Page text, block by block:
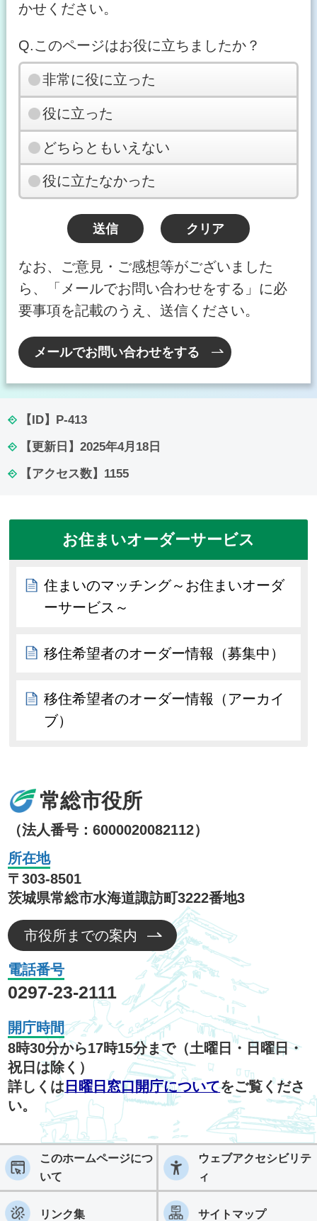
かせください。
Q.このページはお役に立ちましたか？
非常に役に立った
役に立った
どちらともいえない
役に立たなかった
なお、ご意見・ご感想等がございました
ら、「メールでお問い合わせをする」に必
要事項を記載のうえ、送信ください。
メールでお問い合わせをする
【ID】 P-413
【更新日】 2025年4月18日
【アクセス数】 1155
お住まいオーダーサービス
住まいのマッチング～お住まいオーダ
ーサービス～
移住希望者のオーダー情報（募集中）
移住希望者のオーダー情報（アーカイ
ブ）
常総市役所
（法人番号：6000020082112）
所在地
〒303-8501
茨城県常総市水海道諏訪町3222番地3
市役所までの案内
電話番号
0297-23-2111
開庁時間
8時30分から17時15分まで（土曜日・日曜日・
祝日は除く）
詳しくは 日曜日窓口開庁についてをご覧くださ
い。
このホームページにつ
いて
ウェブアクセシビリテ
ィ
リンク集 サイトマップ